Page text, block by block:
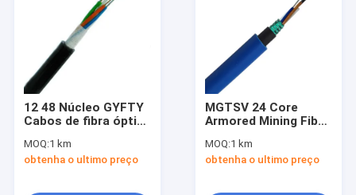
Vídeos
Espetáculo VR
Controle de qualidade
12 48 Núcleo GYFTY
Cabos de fibra óptica
blindada de tubo
solto externo de
MOQ:1 km
obtenha o ultimo preço
MGTSV 24 Core
Armored Mining Fiber
Mode Flame
Retardant Duct
MOQ:1 km
obtenha o ultimo preço